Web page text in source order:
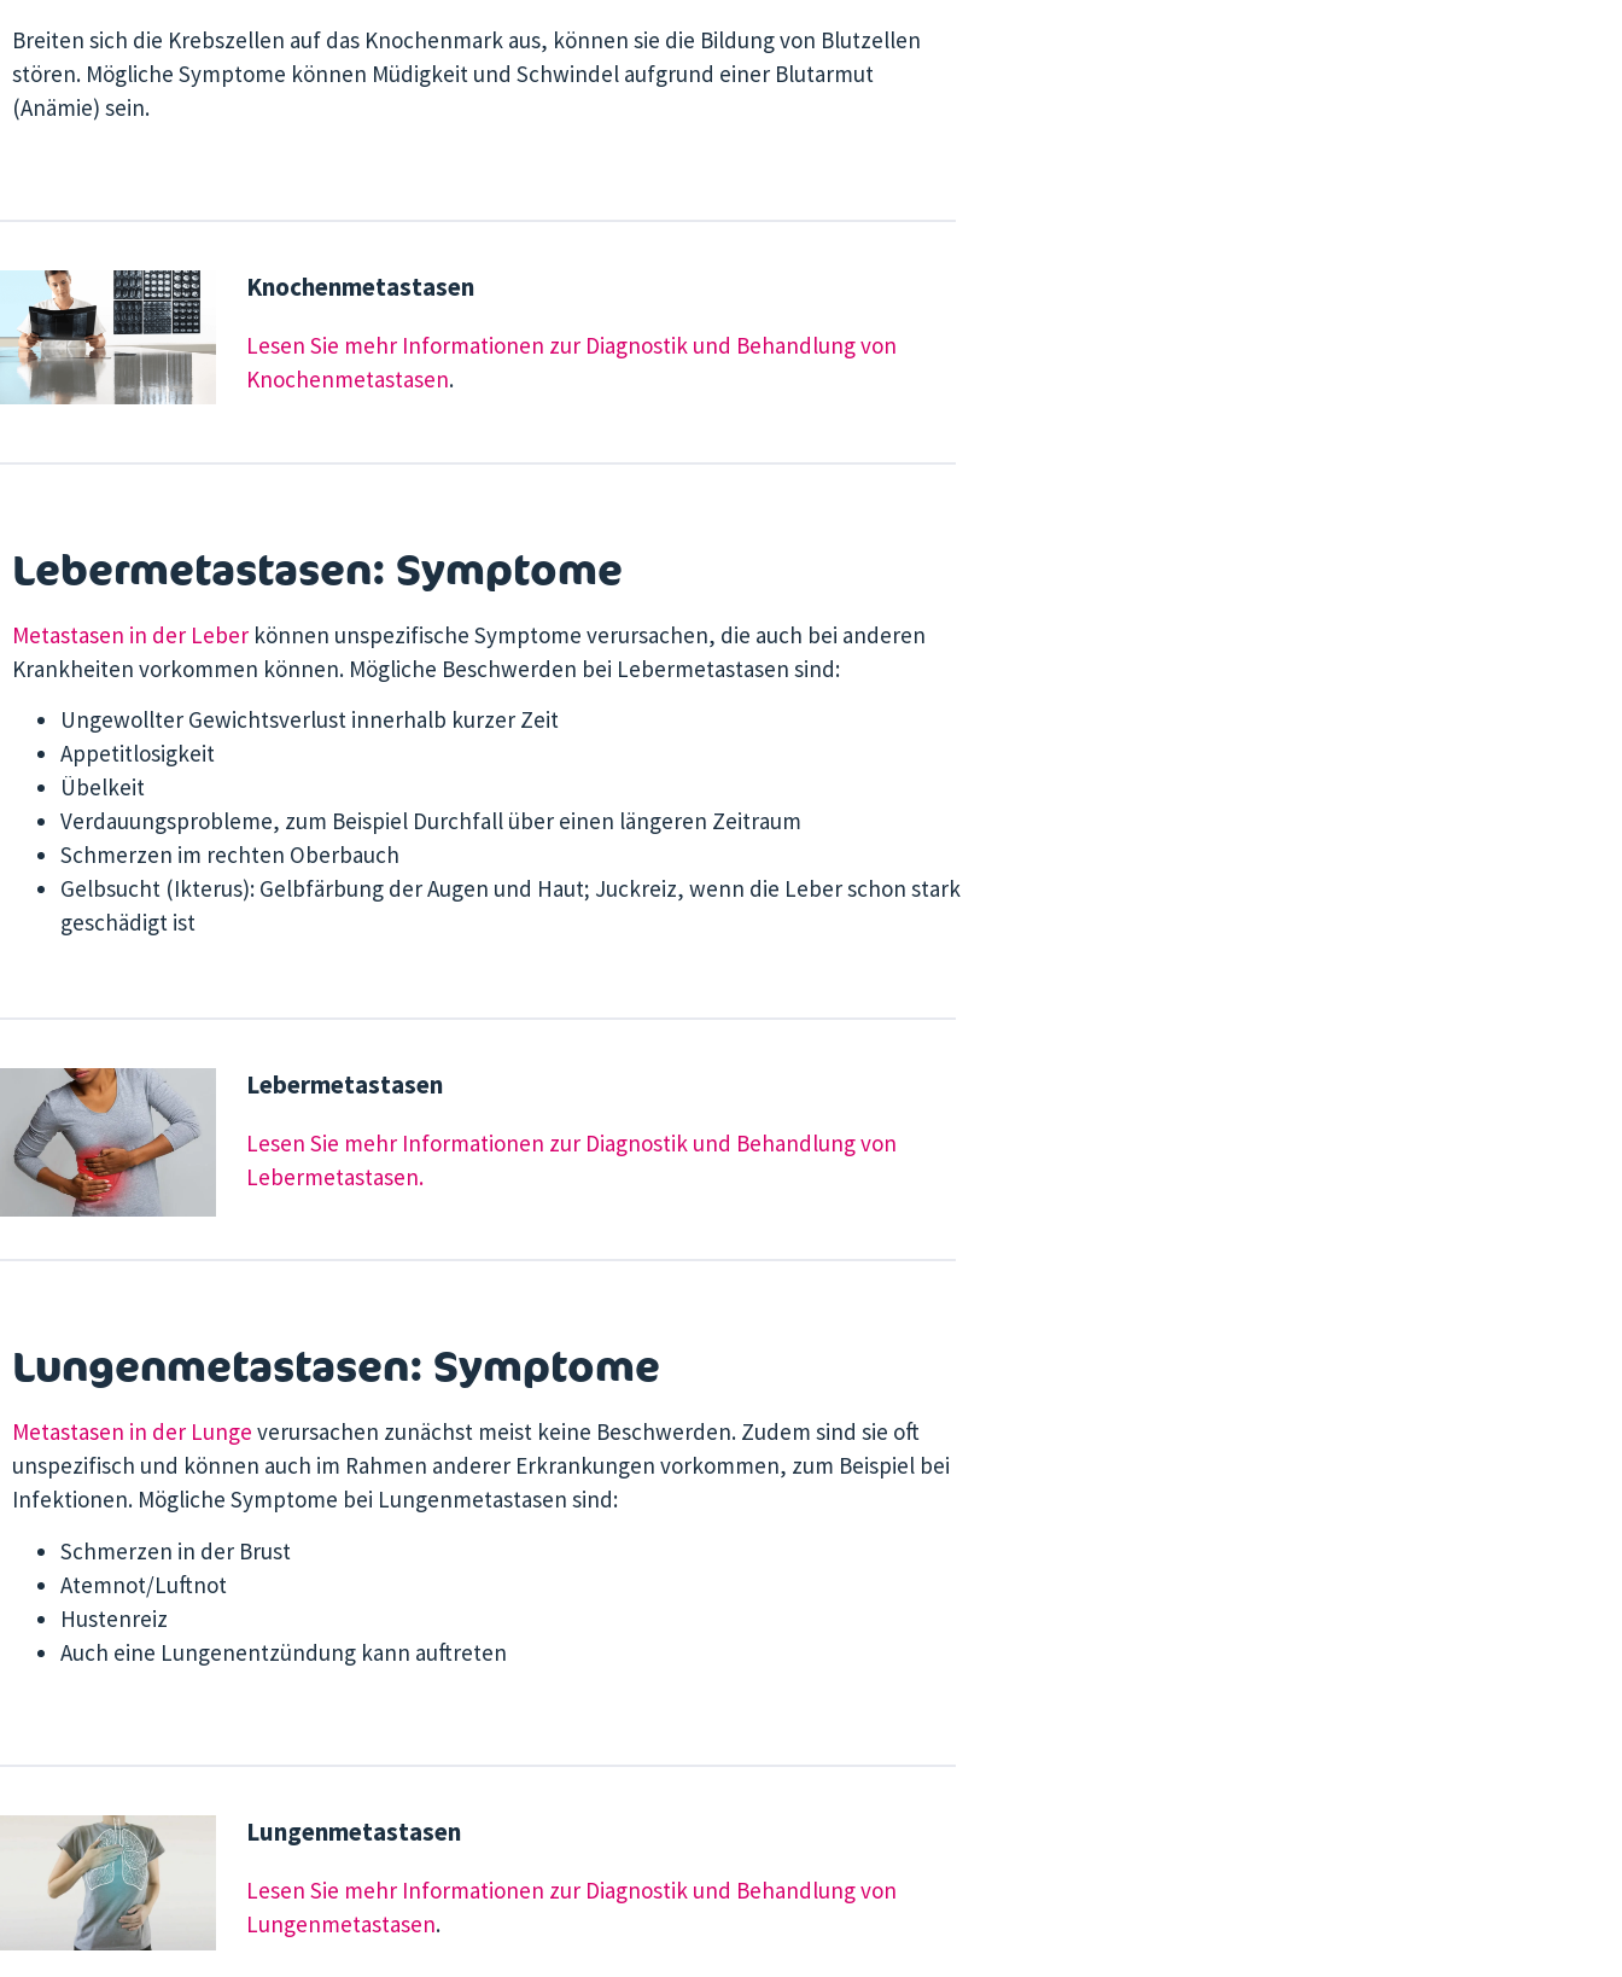
Breiten sich die Krebszellen auf das Knochenmark aus, können sie die Bildung von Blutzellen
stören. Mögliche Symptome können Müdigkeit und Schwindel aufgrund einer Blutarmut
(Anämie) sein.
Knochenmetastasen
Lesen Sie mehr Informationen zur Diagnostik und Behandlung von
Knochenmetastasen.
Lebermetastasen: Symptome
Metastasen in der Leber können unspezifische Symptome verursachen, die auch bei anderen
Krankheiten vorkommen können. Mögliche Beschwerden bei Lebermetastasen sind:
Ungewollter Gewichtsverlust innerhalb kurzer Zeit
Appetitlosigkeit
Übelkeit
Verdauungsprobleme, zum Beispiel Durchfall über einen längeren Zeitraum
Schmerzen im rechten Oberbauch
Gelbsucht (Ikterus): Gelbfärbung der Augen und Haut; Juckreiz, wenn die Leber schon stark
geschädigt ist
Lebermetastasen
Lesen Sie mehr Informationen zur Diagnostik und Behandlung von
Lebermetastasen.
Lungenmetastasen: Symptome
Metastasen in der Lunge verursachen zunächst meist keine Beschwerden. Zudem sind sie oft
unspezifisch und können auch im Rahmen anderer Erkrankungen vorkommen, zum Beispiel bei
Infektionen. Mögliche Symptome bei Lungenmetastasen sind:
Schmerzen in der Brust
Atemnot/Luftnot
Hustenreiz
Auch eine Lungenentzündung kann auftreten
Lungenmetastasen
Lesen Sie mehr Informationen zur Diagnostik und Behandlung von
Lungenmetastasen.